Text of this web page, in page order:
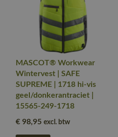
MASCOT® Workwear
Wintervest | SAFE
SUPREME | 1718 hi-vis
geel/donkerantraciet |
15565-249-1718
€ 98,95 excl. btw